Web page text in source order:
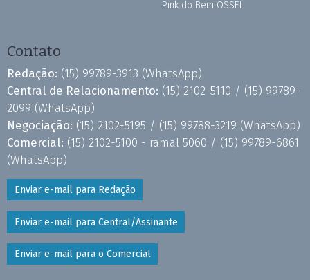
Pink do Bem OSSEL
Contato
Redação: (15) 99789-3913 (WhatsApp)
Central de Relacionamento: (15) 2102-5110 / (15) 99789-
2099 (WhatsApp)
Negociação: (15) 2102-5195 / (15) 99788-3219 (WhatsApp)
Comercial: (15) 2102-5100 - ramal 5060 / (15) 99789-6861
(WhatsApp)
Enviar e-mail para Redação
Enviar e-mail para Central/Assinante
Enviar e-mail para o Comercial